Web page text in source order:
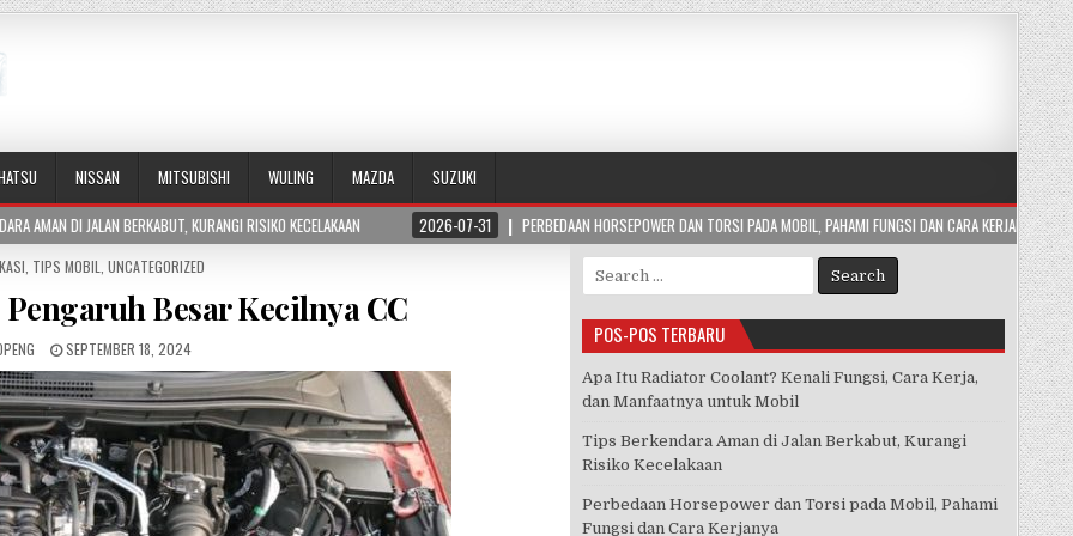
NISSAN MITSUBISHI WULING MAZDA
SUZUKI
KURANGI RISIKO KECELAKAAN 2026-07-31 PERBEDAAN HORSEPOWER DAN TORSI PADA MOBIL, PAHAMI FUNGSI DAN CARA KERJANYA 2026-07-29 APA
TIPS MOBIL ,UNCATEGORIZED
Besar Kecilnya CC
SEPTEMBER 18, 2024
Search
for:
POS-POS TERBARU
Apa Itu Radiator Coolant? Kenali Fungsi, Cara Kerja,
dan Manfaatnya untuk Mobil
Tips Berkendara Aman di Jalan Berkabut, Kurangi
Risiko Kecelakaan
Perbedaan Horsepower dan Torsi pada Mobil, Pahami
Fungsi dan Cara Kerjanya